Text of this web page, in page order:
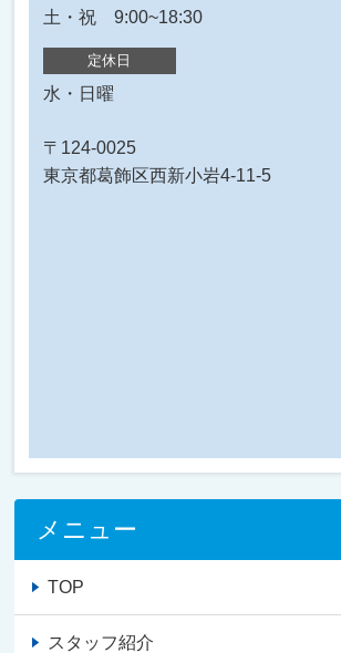
土・祝 9:00~18:30
定休日
水・日曜
〒124-0025
東京都葛飾区西新小岩4-11-5
メニュー
TOP
スタッフ紹介